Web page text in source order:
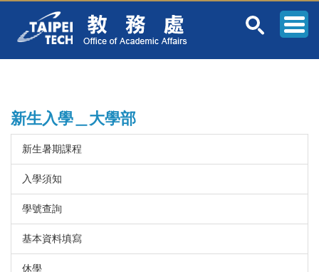
新生入學＿大學部
新生暑期課程
入學須知
學號查詢
基本資料填寫
休學